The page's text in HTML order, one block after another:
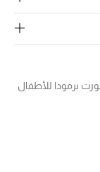
برمودا للأطفال